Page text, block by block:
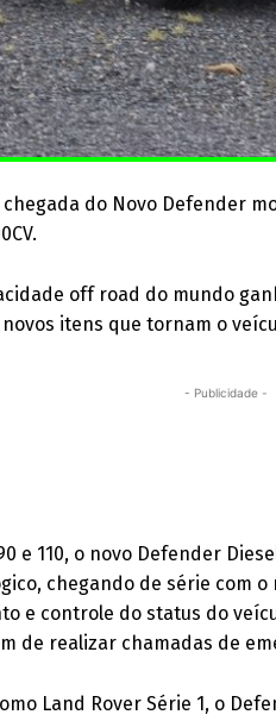
do Novo Defender
off road do mundo
novos itens que tornam o
- Publicidade -
e 110, o novo Defender
chegando de série com
e controle do status do
de realizar chamadas de
Land Rover Série 1, o